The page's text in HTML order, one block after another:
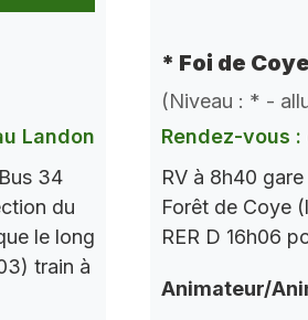
Landon
34
du
le long
train à
* Foi de
(Niveau : * -
Rendez-vous
RV à 8h40
Forêt de Coye
RER D 16h06
Animateur/